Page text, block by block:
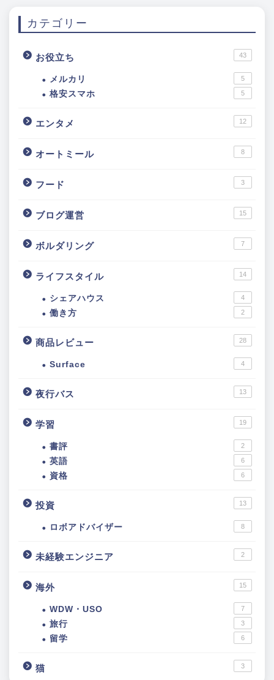
カテゴリー
お役立ち 43
メルカリ 5
格安スマホ 5
エンタメ 12
オートミール 8
フード 3
ブログ運営 15
ボルダリング 7
ライフスタイル 14
シェアハウス 4
働き方 2
商品レビュー 28
Surface 4
夜行バス 13
学習 19
書評 2
英語 6
資格 6
投資 13
ロボアドバイザー 8
未経験エンジニア 2
海外 15
WDW・USO 7
旅行 3
留学 6
猫 3